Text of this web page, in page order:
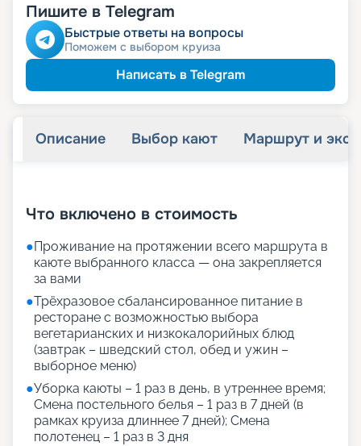
-10% от 104 895 ₽/ турист
Скидка сотрудникам силовыхведомств
Скидкаветеранам
Скидка многодетнымсемьям
пенсионерам
Пишите в Telegram
Быстрые ответы на вопросы
Поможем с выбором круиза
Написать в Telegram
Описание Выбор кают Маршрут и
Что включено в стоимость
●Проживание на протяжении всего маршрута в
каюте выбранного класса — она закрепляется
за вами
●Трёхразовое сбалансированное питание в
ресторане с возможностью выбора
вегетарианских и низкокалорийных блюд
(завтрак – шведский стол, обед и ужин –
выборное меню)
●Уборка каюты – 1 раз в день, в утреннее время;
Смена постельного белья – 1 раз в 7 дней (в
рамках круиза длиннее 7 дней); Смена
полотенец – 1 раз в 3 дня